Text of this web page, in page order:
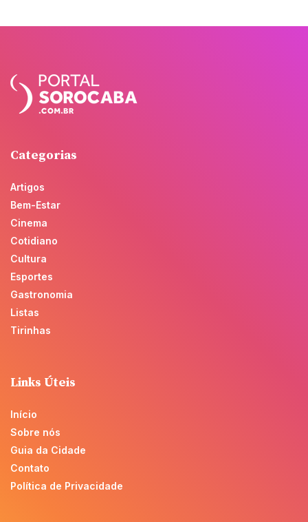
Categorias
Artigos
Bem-Estar
Cinema
Cotidiano
Cultura
Esportes
Gastronomia
Listas
Tirinhas
Links Úteis
Início
Sobre nós
Guia da Cidade
Contato
Política de Privacidade